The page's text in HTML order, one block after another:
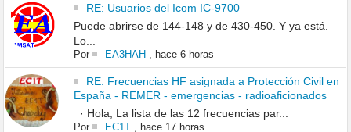
RE: Usuarios del Icom IC-9700
Puede abrirse de 144-148 y de 430-450. Y ya está.
Lo...
Por EA3HAH, hace 6 horas
RE: Frecuencias HF asignada a Protección Civil en
España - REMER - emergencias - radioaficionados
· Hola, La lista de las 12 frecuencias par...
Por EC1T, hace 17 horas